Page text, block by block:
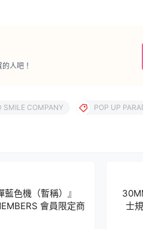
人吧！
SMILE COMPANY POP UP
色機（暫稱）』
會員限定商
士